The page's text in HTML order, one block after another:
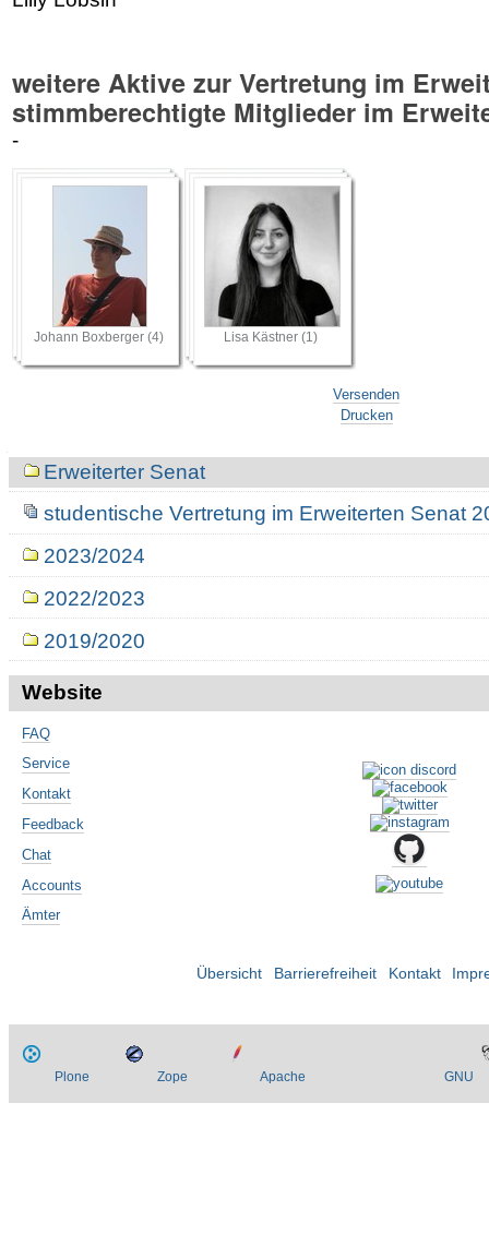
weitere Aktive zur Vertretung im
stimmberechtigte Mitglieder im
-
Johann Boxberger (4) Lisa Kästner (1)
Versenden
Drucken
NavigationErweiterter Senat
studentische Vertretung im Erweiterten Senat
2023/2024
2022/2023
2019/2020
Website
FAQ
Service
Kontakt
Feedback
Chat
Accounts
Ämter
Übersicht Barrierefreiheit Kontakt
Plone Zope Apache GNU